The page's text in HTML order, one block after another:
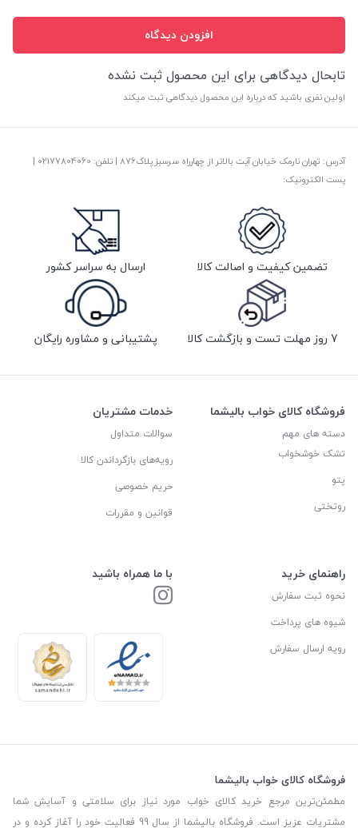
افزودن دیدگاه
تابحال دیدگاهی برای این محصول ثبت نشده
اولین نفری باشید که درباره این محصول دیدگاهی ثبت میکند
آدرس: تهران نارمک خیابان آیت بالاتر از چهارراه سرسبز پلاک876 | تلفن: ‎02177804060 |
پست الکترونیک:
تضمین کیفیت و اصالت کالا ارسال به سراسر کشور
7 روز مهلت تست و بازگشت کالا پشتیبانی و مشاوره رایگان
فروشگاه کالای خواب بالیشما
دسته های مهم
تشک خوشخواب
پتو
روتختی
خدمات مشتریان
سوالات متداول
رویه‌های بازگرداندن کالا
حریم خصوصی
قوانین و مقررات
راهنمای خرید
نحوه ثبت سفارش
شیوه های پرداخت
رویه ارسال سفارش
با ما همراه باشید
فروشگاه کالای خواب بالیشما
مطمئن‌ترین مرجع خرید کالای خواب مورد نیاز برای سلامتی و آسایش شما
مشتریات عزیز است. فروشگاه بالیشما از سال 99 فعالیت خود را آغاز کرده و در